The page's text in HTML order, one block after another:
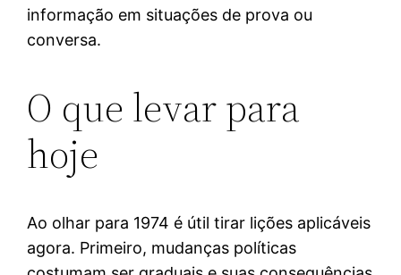
informação em situações de prova ou
conversa.
O que levar para
hoje
Ao olhar para 1974 é útil tirar lições aplicáveis
agora. Primeiro, mudanças políticas